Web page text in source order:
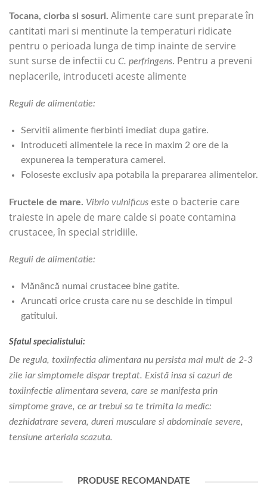
Tocana, ciorba si sosuri. Alimente care sunt preparate în
cantitati mari si mentinute la temperaturi ridicate
pentru o perioada lunga de timp inainte de servire
sunt surse de infectii cu C. perfringens. Pentru a preveni
neplacerile, introduceti aceste alimente
Reguli de alimentatie:
Servitii alimente fierbinti imediat dupa gatire.
Introduceti alimentele la rece in maxim 2 ore de la
expunerea la temperatura camerei.
Foloseste exclusiv apa potabila la prepararea alimentelor.
Fructele de mare. Vibrio vulnificus este o bacterie care
traieste in apele de mare calde si poate contamina
crustacee, în special stridiile.
Reguli de alimentatie:
Mănâncă numai crustacee bine gatite.
Aruncati orice crusta care nu se deschide in timpul
gatitului.
Sfatul specialistului:
De regula, toxiinfectia alimentara nu persista mai mult de 2-3
zile iar simptomele dispar treptat. Există insa si cazuri de
toxiinfectie alimentara severa, care se manifesta prin
simptome grave, ce ar trebui sa te trimita la medic:
dezhidatrare severa, dureri musculare si abdominale severe,
tensiune arteriala scazuta.
PRODUSE RECOMANDATE